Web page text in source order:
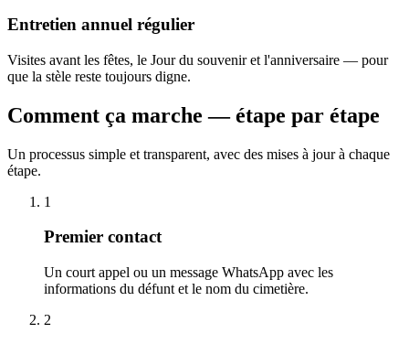
Entretien annuel régulier
Visites avant les fêtes, le Jour du souvenir et l'anniversaire — pour
que la stèle reste toujours digne.
Comment ça marche — étape par étape
Un processus simple et transparent, avec des mises à jour à chaque
étape.
1
Premier contact
Un court appel ou un message WhatsApp avec les
informations du défunt et le nom du cimetière.
2